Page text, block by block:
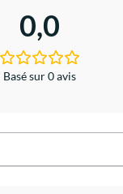
0,0
Basé sur 0 avis